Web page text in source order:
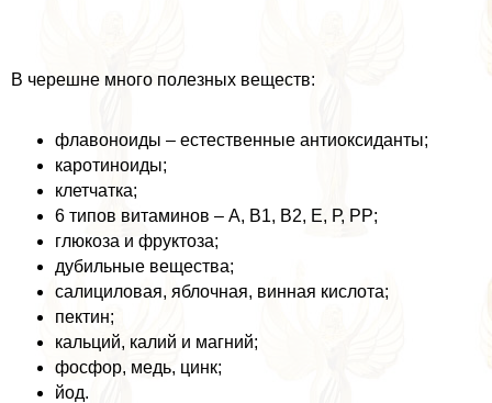
В черешне много полезных веществ:
флавоноиды – естественные антиоксиданты;
каротиноиды;
клетчатка;
6 типов витаминов – А, В1, В2, Е, Р, РР;
глюкоза и фруктоза;
дубильные вещества;
салициловая, яблочная, винная кислота;
пектин;
кальций, калий и магний;
фосфор, медь, цинк;
йод.